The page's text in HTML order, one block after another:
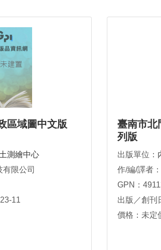
區域圖中文版
測繪中心
限公司
11
臺南市北
列版
出版單位：
作/編/譯者
GPN：
出版／創刊
價格：未定